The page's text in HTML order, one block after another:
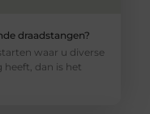
draadstangen?
waar u diverse
dan is het